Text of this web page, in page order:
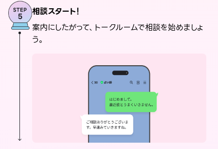
相談スタート！
案内にしたがって、トークルームで相談を始めましょ
う。